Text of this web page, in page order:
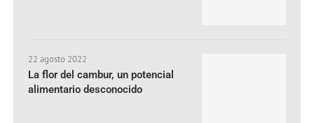
22 agosto 2022
La flor del cambur, un potencial
alimentario desconocido